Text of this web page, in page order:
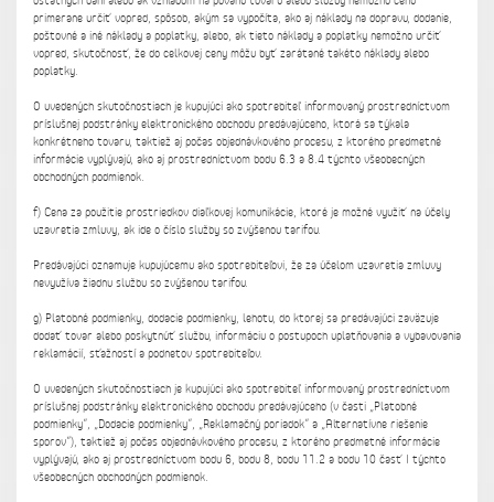
primerane určiť vopred, spôsob, akým sa vypočíta, ako aj náklady na dopravu, dodanie,
poštovné a iné náklady a poplatky, alebo, ak tieto náklady a poplatky nemožno určiť
vopred, skutočnosť, že do celkovej ceny môžu byť zarátané takéto náklady alebo
poplatky.
O uvedených skutočnostiach je kupujúci ako spotrebiteľ informovaný prostredníctvom
príslušnej podstránky elektronického obchodu predávajúceho, ktorá sa týkala
konkrétneho tovaru, taktiež aj počas objednávkového procesu, z ktorého predmetné
informácie vyplývajú, ako aj prostredníctvom bodu 6.3 a 8.4 týchto všeobecných
obchodných podmienok.
f) Cena za použitie prostriedkov diaľkovej komunikácie, ktoré je možné využiť na účely
uzavretia zmluvy, ak ide o číslo služby so zvýšenou tarifou.
Predávajúci oznamuje kupujúcemu ako spotrebiteľovi, že za účelom uzavretia zmluvy
nevyužíva žiadnu službu so zvýšenou tarifou.
g) Platobné podmienky, dodacie podmienky, lehotu, do ktorej sa predávajúci zaväzuje
dodať tovar alebo poskytnúť službu, informáciu o postupoch uplatňovania a vybavovania
reklamácií, sťažností a podnetov spotrebiteľov.
O uvedených skutočnostiach je kupujúci ako spotrebiteľ informovaný prostredníctvom
príslušnej podstránky elektronického obchodu predávajúceho (v časti „Platobné
podmienky“, „Dodacie podmienky“, „Reklamačný poriadok“ a „Alternatívne riešenie
sporov“), taktiež aj počas objednávkového procesu, z ktorého predmetné informácie
vyplývajú, ako aj prostredníctvom bodu 6, bodu 8, bodu 11.2 a bodu 10 časť I týchto
všeobecných obchodných podmienok.